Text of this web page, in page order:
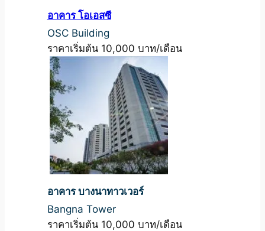
อาคาร โอเอสซี
OSC Building
ราคาเริ่มต้น 10,000 บาท/เดือน
อาคาร บางนาทาวเวอร์
Bangna Tower
ราคาเริ่มต้น 10,000 บาท/เดือน